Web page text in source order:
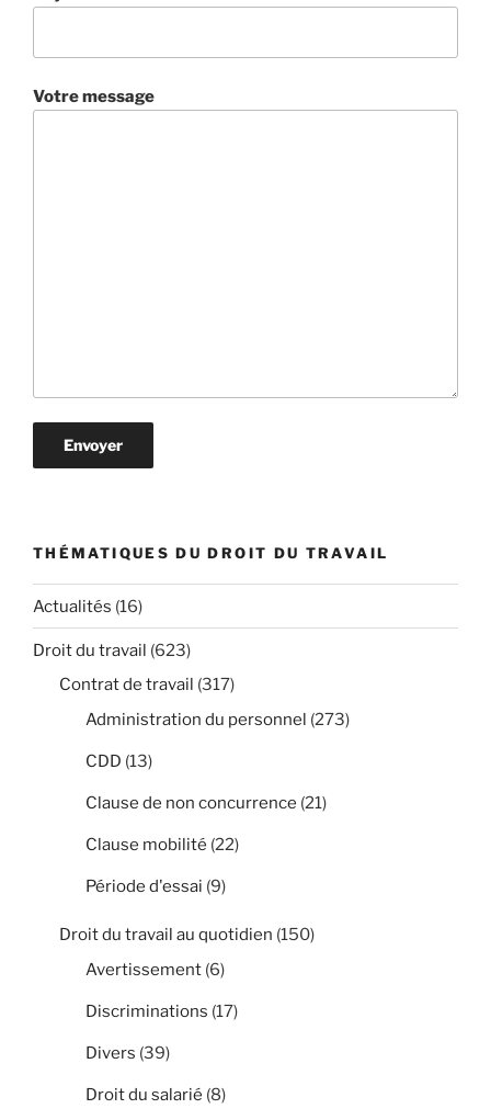
Votre message
THÉMATIQUES DU DROIT DU TRAVAIL
Actualités (16)
Droit du travail (623)
Contrat de travail (317)
Administration du personnel (273)
CDD (13)
Clause de non concurrence (21)
Clause mobilité (22)
Période d'essai (9)
Droit du travail au quotidien (150)
Avertissement (6)
Discriminations (17)
Divers (39)
Droit du salarié (8)